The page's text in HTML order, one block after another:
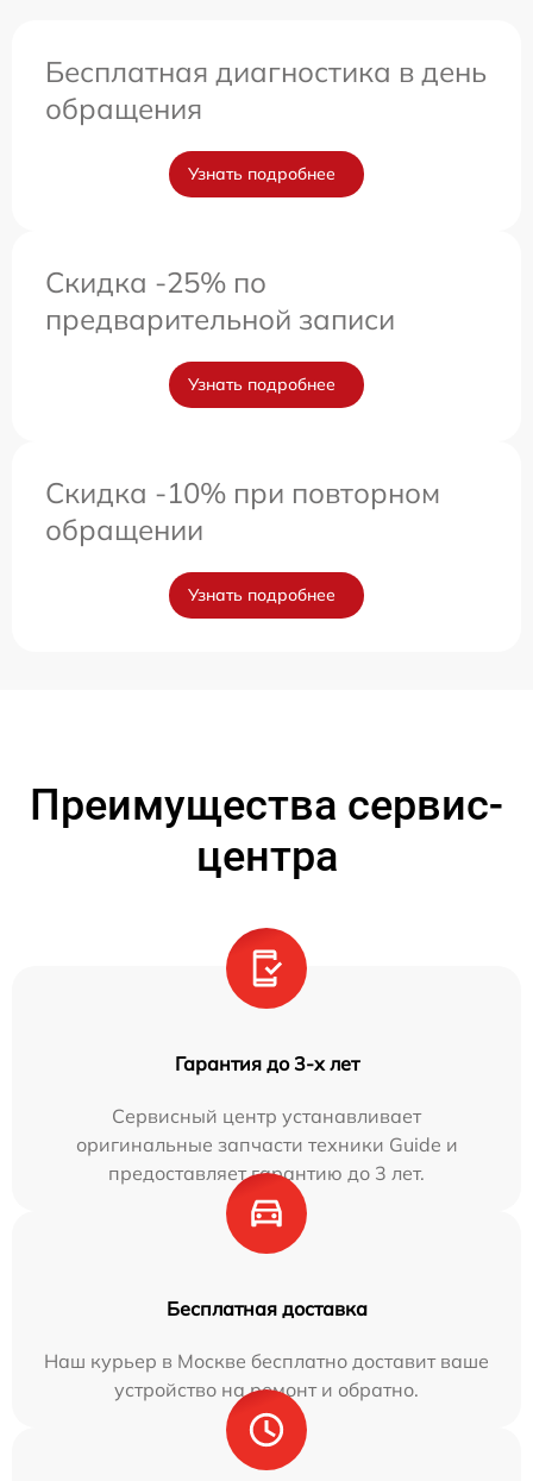
Бесплатная диагностика в день
обращения
Узнать подробнее
Скидка -25% по
предварительной записи
Узнать подробнее
Скидка -10% при повторном
обращении
Узнать подробнее
Преимущества сервис-
центра
Гарантия до 3-х лет
Сервисный центр устанавливает
оригинальные запчасти техники Guide и
предоставляет гарантию до 3 лет.
Бесплатная доставка
Наш курьер в Москве бесплатно доставит ваше
устройство на ремонт и обратно.